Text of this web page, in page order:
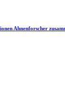
Ahnenforscher